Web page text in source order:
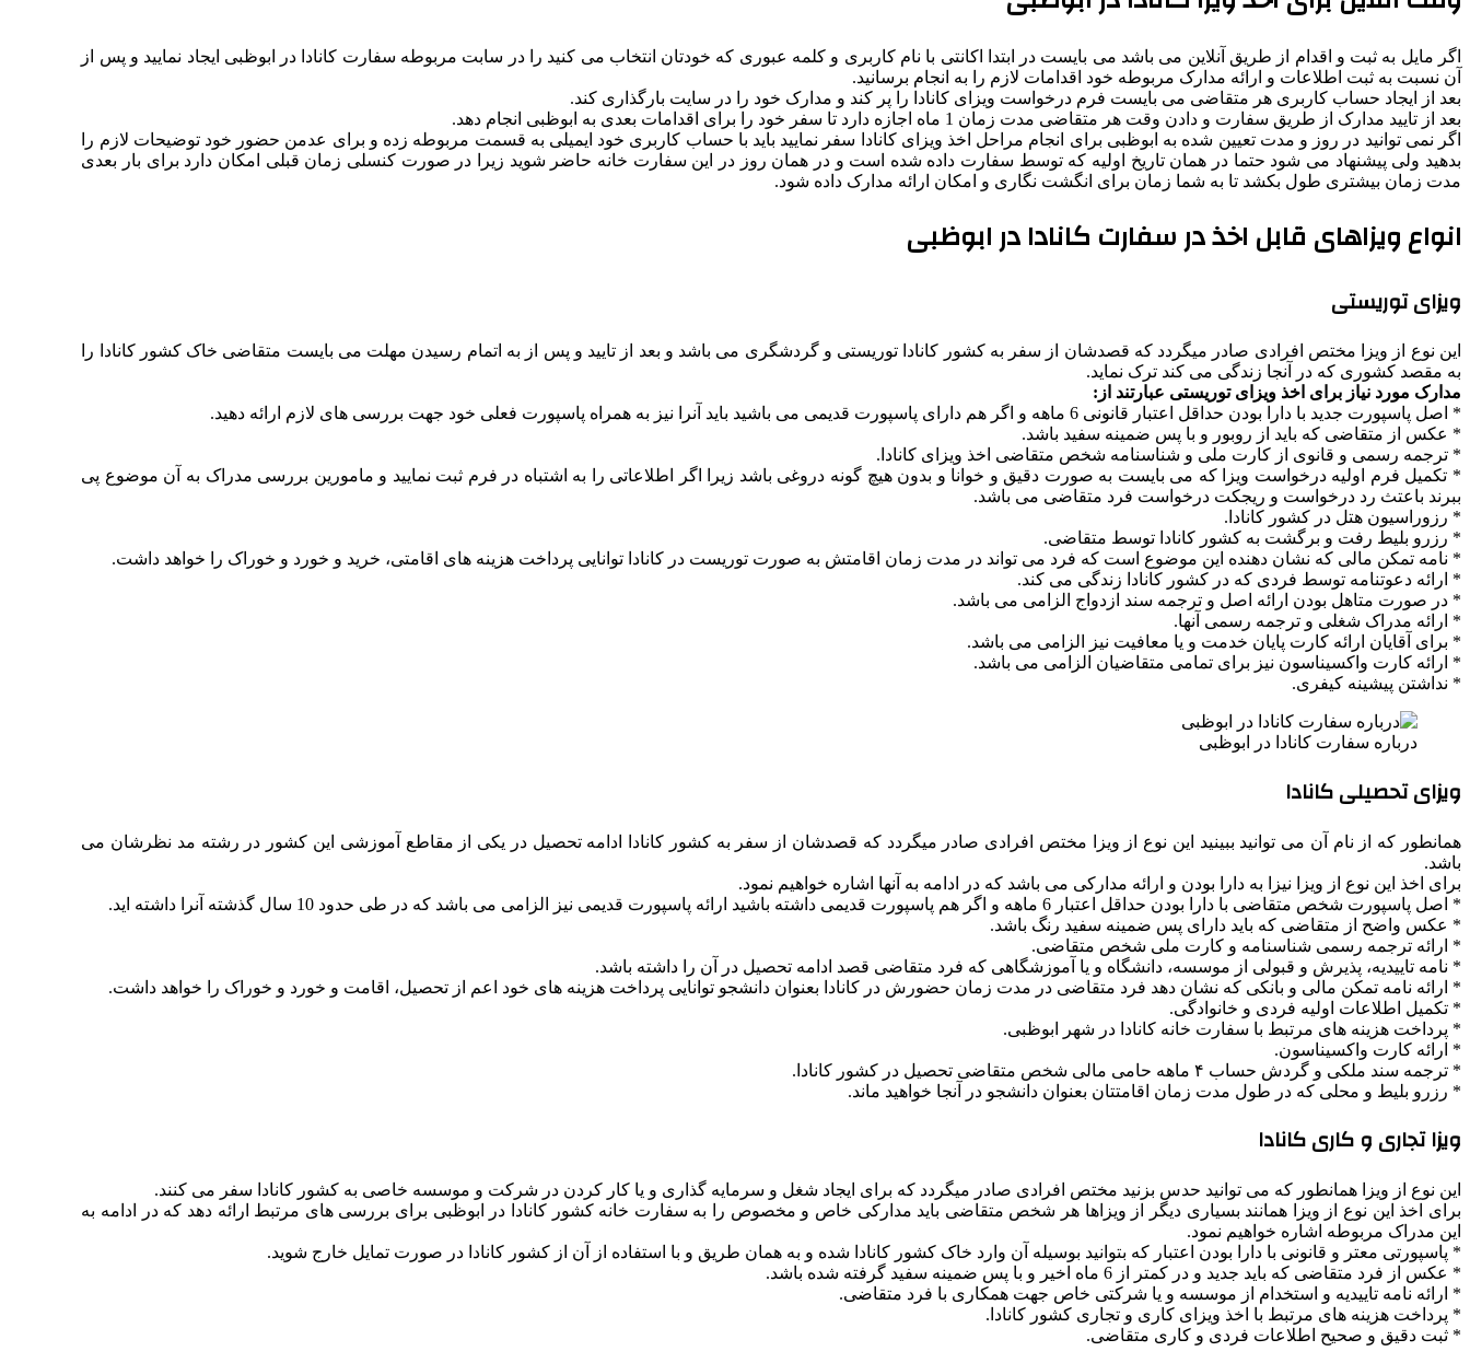
اگر مایل به ثبت و اقدام از طریق آنلاین می باشد می بایست در ابتدا اکانتی با نام کاربری و کلمه عبوری که خودتان انتخاب می کنید را در سابت مربوطه سفارت کانادا در ابوظبی ایجاد نمایید و پس از
آن نسبت به ثبت اطلاعات و ارائه مدارک مربوطه خود اقدامات لازم را به انجام برسانید.
بعد از ایجاد حساب کاربری هر متقاضی می بایست فرم درخواست ویزای کانادا را پر کند و مدارک خود را در سایت بارگذاری کند.
بعد از تایید مدارک از طریق سفارت و دادن وقت هر متقاضی مدت زمان 1 ماه اجازه دارد تا سفر خود را برای اقدامات بعدی به ابوظبی انجام دهد.
اگر نمی توانید در روز و مدت تعیین شده به ابوظبی برای انجام مراحل اخذ ویزای کانادا سفر نمایید باید با حساب کاربری خود ایمیلی به قسمت مربوطه زده و برای عدمن حضور خود توضیحات لازم را
بدهید ولی پیشنهاد می شود حتما در همان تاریخ اولیه که توسط سفارت داده شده است و در همان روز در این سفارت خانه حاضر شوید زیرا در صورت کنسلی زمان قبلی امکان دارد برای بار بعدی
مدت زمان بیشتری طول بکشد تا به شما زمان برای انگشت نگاری و امکان ارائه مدارک داده شود.
انواع ویزاهای قابل اخذ در سفارت کانادا در ابوظبی
ویزای توریستی
این نوع از ویزا مختص افرادی صادر میگردد که قصدشان از سفر به کشور کانادا توریستی و گردشگری می باشد و بعد از تایید و پس از به اتمام رسیدن مهلت می بایست متقاضی خاک کشور کانادا را
به مقصد کشوری که در آنجا زندگی می کند ترک نماید.
مدارک مورد نیاز برای اخذ ویزای توریستی عبارتند از:
* اصل پاسپورت جدید با دارا بودن حداقل اعتبار قانونی 6 ماهه و اگر هم دارای پاسپورت قدیمی می باشید باید آنرا نیز به همراه پاسپورت فعلی خود جهت بررسی های لازم ارائه دهید.
* عکس از متقاضی که باید از روبور و با پس ضمینه سفید باشد.
* ترجمه رسمی و قانوی از کارت ملی و شناسنامه شخص متقاضی اخذ ویزای کانادا.
* تکمیل فرم اولیه درخواست ویزا که می بایست به صورت دقیق و خوانا و بدون هیچ گونه دروغی باشد زیرا اگر اطلاعاتی را به اشتباه در فرم ثبت نمایید و مامورین بررسی مدراک به آن موضوع پی
ببرند باعتث رد درخواست و ریجکت درخواست فرد متقاضی می باشد.
* رزوراسیون هتل در کشور کانادا.
* رزرو بلیط رفت و برگشت به کشور کانادا توسط متقاضی.
* نامه تمکن مالی که نشان دهنده این موضوع است که فرد می تواند در مدت زمان اقامتش به صورت توریست در کانادا توانایی پرداخت هزینه های اقامتی، خرید و خورد و خوراک را خواهد داشت.
* ارائه دعوتنامه توسط فردی که در کشور کانادا زندگی می کند.
* در صورت متاهل بودن ارائه اصل و ترجمه سند ازدواج الزامی می باشد.
* ارائه مدراک شغلی و ترجمه رسمی آنها.
* برای آقایان ارائه کارت پایان خدمت و یا معافیت نیز الزامی می باشد.
* ارائه کارت واکسیناسون نیز برای تمامی متقاضیان الزامی می باشد.
* نداشتن پیشینه کیفری.
درباره سفارت کانادا در ابوظبی
ویزای تحصیلی کانادا
همانطور که از نام آن می توانید ببینید این نوع از ویزا مختص افرادی صادر میگردد که قصدشان از سفر به کشور کانادا ادامه تحصیل در یکی از مقاطع آموزشی این کشور در رشته مد نظرشان می
باشد.
برای اخذ این نوع از ویزا نیزا به دارا بودن و ارائه مدارکی می باشد که در ادامه به آنها اشاره خواهیم نمود.
* اصل پاسپورت شخص متقاضی با دارا بودن حداقل اعتبار 6 ماهه و اگر هم پاسپورت قدیمی داشته باشید ارائه پاسپورت قدیمی نیز الزامی می باشد که در طی حدود 10 سال گذشته آنرا داشته اید.
* عکس واضح از متقاضی که باید دارای پس ضمینه سفید رنگ باشد.
* ارائه ترجمه رسمی شناسنامه و کارت ملی شخص متقاضی.
* نامه تاییدیه، پذیرش و قبولی از موسسه، دانشگاه و یا آموزشگاهی که فرد متقاضی قصد ادامه تحصیل در آن را داشته باشد.
* ارائه نامه تمکن مالی و بانکی که نشان دهد فرد متقاضی در مدت زمان حضورش در کانادا بعنوان دانشجو توانایی پرداخت هزینه های خود اعم از تحصیل، اقامت و خورد و خوراک را خواهد داشت.
* تکمیل اطلاعات اولیه فردی و خانوادگی.
* پرداخت هزینه های مرتبط با سفارت خانه کانادا در شهر ابوظبی.
* ارائه کارت واکسیناسون.
* ترجمه سند ملکی و گردش حساب ۴ ماهه حامی مالی شخص متقاضی تحصیل در کشور کانادا.
* رزرو بلیط و محلی که در طول مدت زمان اقامتتان بعنوان دانشجو در آنجا خواهید ماند.
ویزا تجاری و کاری کانادا
این نوع از ویزا همانطور که می توانید حدس بزنید مختص افرادی صادر میگردد که برای ایجاد شغل و سرمایه گذاری و یا کار کردن در شرکت و موسسه خاصی به کشور کانادا سفر می کنند.
برای اخذ این نوع از ویزا همانند بسیاری دیگر از ویزاها هر شخص متقاضی باید مدارکی خاص و مخصوص را به سفارت خانه کشور کانادا در ابوظبی برای بررسی های مرتبط ارائه دهد که در ادامه به
این مدراک مربوطه اشاره خواهیم نمود.
* پاسپورتی معتر و قانونی با دارا بودن اعتبار که بتوانید بوسیله آن وارد خاک کشور کانادا شده و به همان طریق و با استفاده از آن از کشور کانادا در صورت تمایل خارج شوید.
* عکس از فرد متقاضی که باید جدید و در کمتر از 6 ماه اخیر و با پس ضمینه سفید گرفته شده باشد.
* ارائه نامه تاییدیه و استخدام از موسسه و یا شرکتی خاص جهت همکاری با فرد متقاضی.
* پرداخت هزینه های مرتبط با اخذ ویزای کاری و تجاری کشور کانادا.
* ثبت دقیق و صحیح اطلاعات فردی و کاری متقاضی.